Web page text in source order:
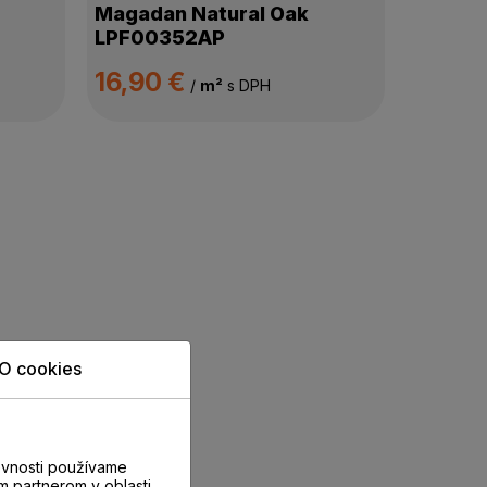
Magadan Natural Oak
LPF00352AP
16,90 € / m² s DPH
O cookies
používame